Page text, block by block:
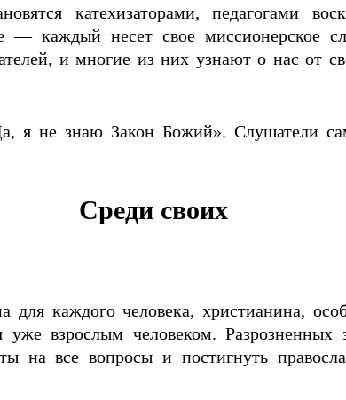
катехизаторами, педагогами
— каждый несет свое миссионерское
и многие из них узнают о нас от
я не знаю Закон Божий». Слушатели
Среди своих
каждого человека, христианина,
уже взрослым человеком.
на все вопросы и постигнуть